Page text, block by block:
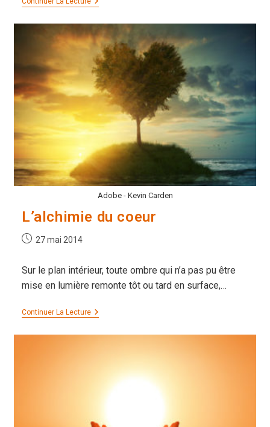
La
Non-
Dualité
Et
Ses
Pièges
Adobe - Kevin Carden
L’alchimie du coeur
Publication
27 mai 2014
Sur le plan intérieur, toute ombre qui n’a pas pu être
mise en lumière remonte tôt ou tard en surface,…
Continuer La LectureL’alchimie